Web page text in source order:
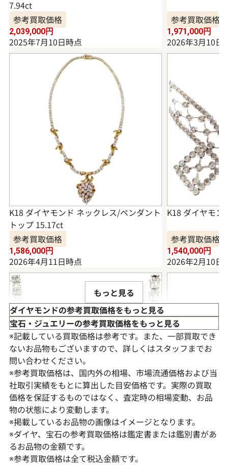
7.94ct
参考買取価格
2,039,000円
2025年7月10日時点
参考買取価格
1,971,000円
2026年3月10日
K18 ダイヤモンド ネックレス/ペンダント
トップ 15.17ct
参考買取価格
1,586,000円
2026年4月11日時点
K18 ダイヤモン
参考買取価格
1,540,000円
2026年2月10日
Pt･Pm900 ダイヤモンド ネックレス
17.45ct
参考買取価格
K18 ダイヤモン
もっと見る
ダイヤモンドの参考買取価格をもっと見る
宝石・ジュエリーの参考買取価格をもっと見る
※記載している買取価格は参考です。また、一部買取でき
ないお品物もございますので、詳しくはスタッフまでお
問い合わせください。
※参考買取価格は、国内外の相場、市場流通価格および当
社取引実績をもとに算出した目安価格です。実際の買取
価格を保証するものではなく、査定時の相場変動、お品
物の状態により変動します。
※掲載しているお品物の画像はイメージとなります。
※ダイヤ、宝石の参考買取価格は鑑定書または鑑別書があ
るお品物の金額です。
※参考買取価格は全て税込金額です。